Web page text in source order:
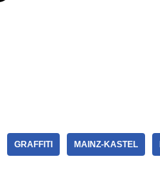
GRAFFITI MAINZ-KASTEL